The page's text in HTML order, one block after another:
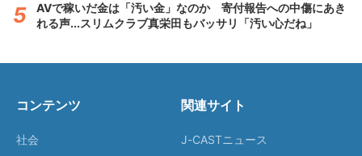
AVで稼いだ金は「汚い金」なのか 寄付報告への中傷にあき
れる声...スリムクラブ真栄田もバッサリ「汚い心だね」
コンテンツ
社会
関連サイト
J-CASTニュース